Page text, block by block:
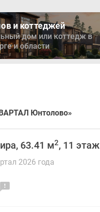
и коттеджей
дом или коттедж в
и области
Юнтолово»
63.41 м2, 11 этаж
2026 года